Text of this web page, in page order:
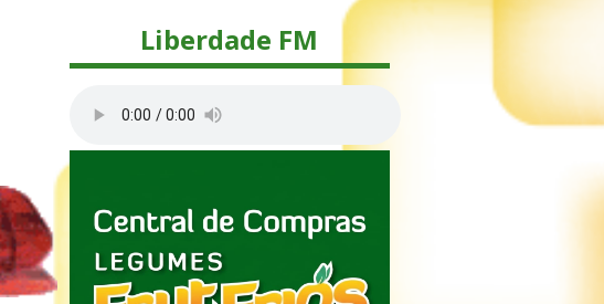
Liberdade FM